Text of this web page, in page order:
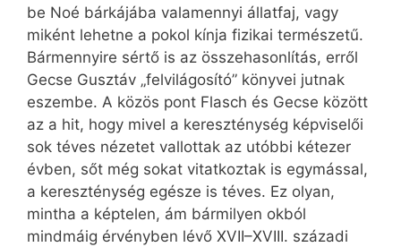
be Noé bárkájába valamennyi állatfaj, vagy
miként lehetne a pokol kínja fizikai természetű.
Bármennyire sértő is az összehasonlítás, erről
Gecse Gusztáv „felvilágosító” könyvei jutnak
eszembe. A közös pont Flasch és Gecse között
az a hit, hogy mivel a kereszténység képviselői
sok téves nézetet vallottak az utóbbi kétezer
évben, sőt még sokat vitatkoztak is egymással,
a kereszténység egésze is téves. Ez olyan,
mintha a képtelen, ám bármilyen okból
mindmáig érvényben lévő XVII–XVIII. századi